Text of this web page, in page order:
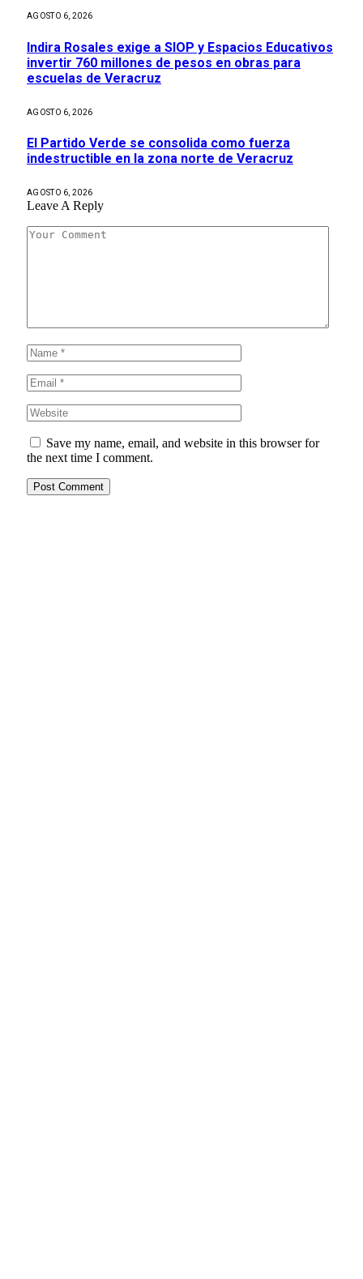
AGOSTO 6, 2026
Indira Rosales exige a SIOP y Espacios Educativos
invertir 760 millones de pesos en obras para
escuelas de Veracruz
AGOSTO 6, 2026
El Partido Verde se consolida como fuerza
indestructible en la zona norte de Veracruz
AGOSTO 6, 2026
Leave A Reply
Save my name, email, and website in this browser for
the next time I comment.